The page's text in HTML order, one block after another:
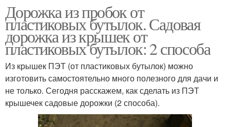
Дорожка из пробок от
пластиковых бутылок. Садовая
дорожка из крышек от
пластиковых бутылок: 2 способа
Из крышек ПЭТ (от пластиковых бутылок) можно
изготовить самостоятельно много полезного для дачи и
не только. Сегодня расскажем, как сделать из ПЭТ
крышечек садовые дорожки (2 способа).